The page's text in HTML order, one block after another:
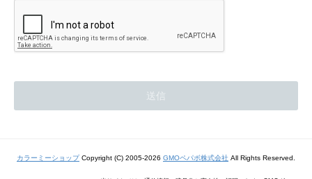
カラーミーショップCopyright (C) 2005-2026 GMOペパボ株式会社 All Rights Reserved.